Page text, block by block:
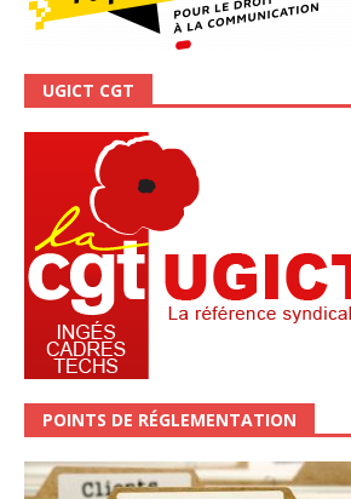
UGICT CGT
POINTS DE RÉGLEMENTATION